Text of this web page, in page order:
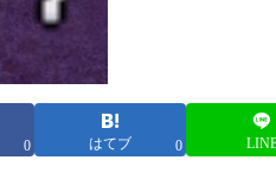
0 はてブ 0